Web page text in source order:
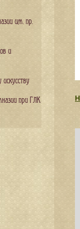
им. пр.
и
при ГЛК